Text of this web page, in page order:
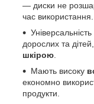
— диски не
час використання.
дорослих та
шкірою
Мають високу
економно
продукти.